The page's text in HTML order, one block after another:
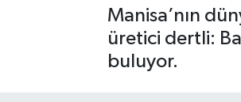
Manisa’nın
üretici dertli:
buluyor.
Haber Arşivi